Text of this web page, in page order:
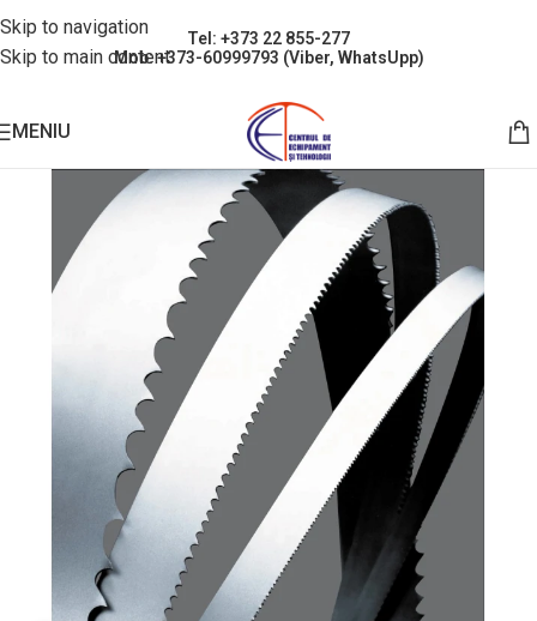
Skip to navigation
Skip to main content
Tel: +373 22 855-277
Mob: +373-60999793 (Viber, WhatsUpp)
MENIU